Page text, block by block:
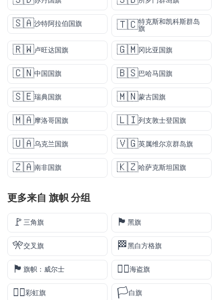
🇸🇦沙特阿拉伯国旗 🇹🇨特克斯和凯科斯群岛
旗
🇷🇼卢旺达国旗 🇬🇲冈比亚国旗
🇨🇳中国国旗 🇧🇸巴哈马国旗
🇸🇪瑞典国旗 🇲🇳蒙古国旗
🇲🇦摩洛哥国旗 🇱🇮列支敦士登国旗
🇺🇦乌克兰国旗 🇻🇬英属维尔京群岛旗
🇿🇦南非国旗 🇰🇿哈萨克斯坦国旗
更多来自 旗帜分组
🚩 三角旗 🏴 黑旗
🎌交叉旗 🏁黑白方格旗
🏴󠁧󠁢󠁷󠁬󠁳󠁿 旗帜：威尔士 🏴‍☠️海盗旗
🏳️‍🌈彩虹旗 🏳️白旗